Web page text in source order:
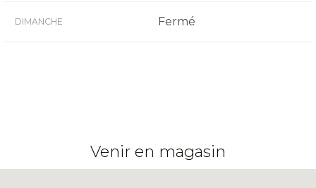
DIMANCHE Fermé
Venir en magasin